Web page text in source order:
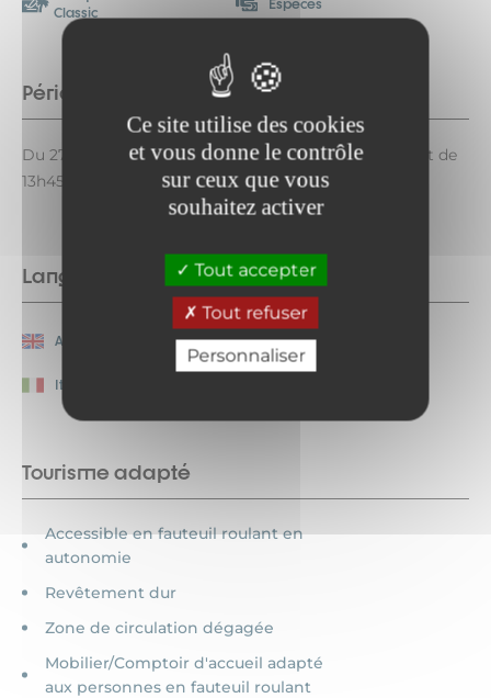
Ce site utilise des cookies
et vous donne le contrôle
sur ceux que vous
souhaitez activer
Tout accepter
Tout refuser
Personnaliser
Classic
Espèces
Période d'ouverture
Du 27/06 au 28/08/2026 tous les jours de 9h à 12h15 et de
13h45 à 18h.
Langues parlées
Anglais Français
Italien
Tourisme adapté
Accessible en fauteuil roulant en
autonomie
Revêtement dur
Zone de circulation dégagée
Mobilier/Comptoir d'accueil adapté
aux personnes en fauteuil roulant